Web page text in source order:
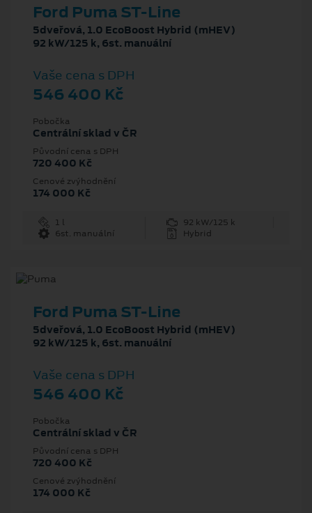
Ford Puma ST-Line
5dveřová, 1.0 EcoBoost Hybrid (mHEV)
92 kW/125 k, 6st. manuální
Vaše cena s DPH
546 400 Kč
Pobočka
Centrální sklad v ČR
Původní cena s DPH
720 400 Kč
Cenové zvýhodnění
174 000 Kč
1 l
92 kW/125 k
6st. manuální
Hybrid
Ford Puma ST-Line
5dveřová, 1.0 EcoBoost Hybrid (mHEV)
92 kW/125 k, 6st. manuální
Vaše cena s DPH
546 400 Kč
Pobočka
Centrální sklad v ČR
Původní cena s DPH
720 400 Kč
Cenové zvýhodnění
174 000 Kč